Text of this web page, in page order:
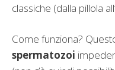
classiche (dalla pillola
Come funziona?
spermatozoi